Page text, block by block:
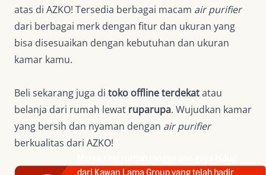
atas di AZKO! Tersedia berbagai macam air purifier
dari berbagai merk dengan fitur dan ukuran yang
bisa disesuaikan dengan kebutuhan dan ukuran
kamar kamu.
Beli sekarang juga di toko offline terdekatatau
belanja dari rumah lewat ruparupa. Wujudkan kamar
yang bersih dan nyaman dengan air purifier
berkualitas dari AZKO!
dari Kawan Lama Group yang telah hadir